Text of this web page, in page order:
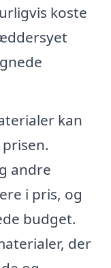
koste
kan
andre
i pris, og
budget.
der